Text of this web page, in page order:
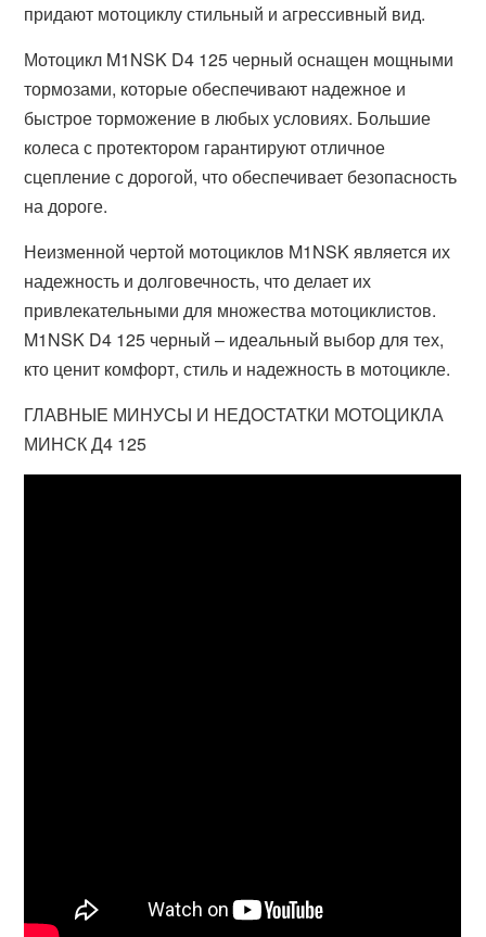
придают мотоциклу стильный и агрессивный вид.
Мотоцикл M1NSK D4 125 черный оснащен мощными
тормозами, которые обеспечивают надежное и
быстрое торможение в любых условиях. Большие
колеса с протектором гарантируют отличное
сцепление с дорогой, что обеспечивает безопасность
на дороге.
Неизменной чертой мотоциклов M1NSK является их
надежность и долговечность, что делает их
привлекательными для множества мотоциклистов.
M1NSK D4 125 черный – идеальный выбор для тех,
кто ценит комфорт, стиль и надежность в мотоцикле.
ГЛАВНЫЕ МИНУСЫ И НЕДОСТАТКИ МОТОЦИКЛА
МИНСК Д4 125